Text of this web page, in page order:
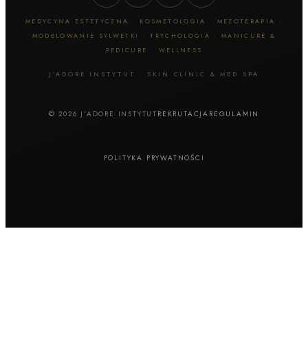
MEDYCYNA ESTETYCZNA · KOSMETOLOGIA · MEZOTERAPIA ·
MODELOWANIE SYLWETKI · TRYCHOLOGIA · MANICURE &
PEDICURE · WELLNESS
J’ADORE INSTYTUT · SKIN CLINIC & MED SPA
© 2026 J’ADORE INSTYTUT REKRUTACJA REGULAMIN
POLITYKA PRYWATNOŚCI